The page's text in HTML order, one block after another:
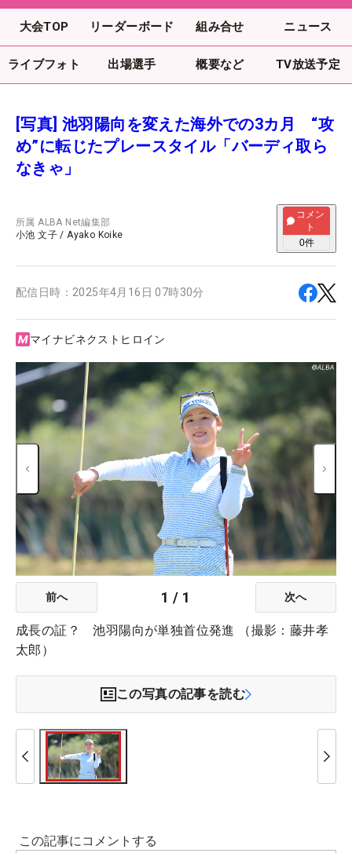
大会TOP リーダーボード 組み合せ ニュース
ライブフォト 出場選手 概要など TV放送予定
[写真] 池羽陽向を変えた海外での3カ月 “攻
め”に転じたプレースタイル「バーディ取ら
なきゃ」
所属ALBA Net編集部
小池 文子 /Ayako Koike
コメン
ト
0件
配信日時： 2025年4月16日 07時30分
マイナビネクストヒロイン
前へ 1 / 1 次へ
成長の証？ 池羽陽向が単独首位発進 （撮影：藤井孝
太郎）
この写真の記事を読む